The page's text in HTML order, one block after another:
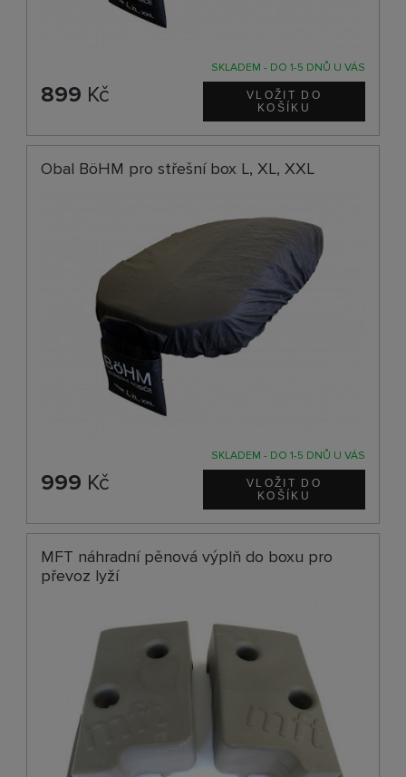
SKLADEM - DO 1-5 DNŮ U VÁS
899 Kč
Obal BöHM pro střešní box L, XL, XXL
SKLADEM - DO 1-5 DNŮ U VÁS
999 Kč
MFT náhradní pěnová výplň do boxu pro
převoz lyží